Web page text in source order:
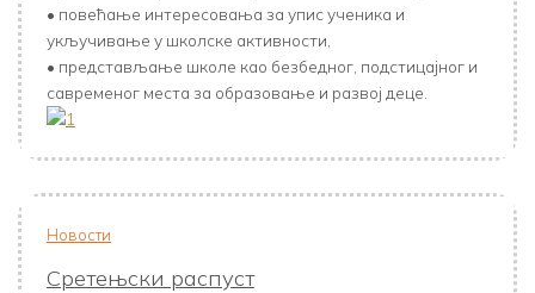
• повећање интересовања за упис ученика и
укључивање у школске активности,
• представљање школе као безбедног, подстицајног и
савременог места за образовање и развој деце.
Новости
Сретењски распуст